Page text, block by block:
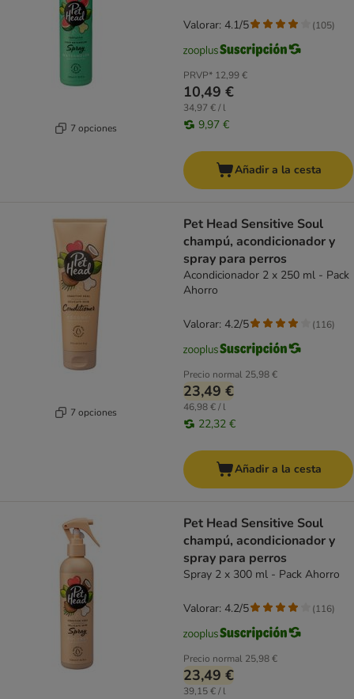
7 opciones
PRVP* 12,99 €
10,49 €
34,97 € / l
9,97 €
Valorar: 4.1/5 (105)
Añadir a la cesta
7 opciones
Pet Head Sensitive Soul
champú, acondicionador y
spray para perros
Acondicionador 2 x 250 ml - Pack
Ahorro
Precio normal 25,98 €
23,49 €
46,98 € / l
22,32 €
Valorar: 4.2/5 (116)
Añadir a la cesta
Pet Head Sensitive Soul
champú, acondicionador y
spray para perros
Spray 2 x 300 ml - Pack Ahorro
Precio normal 25,98 €
23,49 €
39,15 € / l
Valorar: 4.2/5 (116)